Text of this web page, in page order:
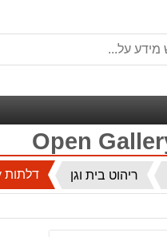
ריהוט בית וגן דלתות Open Gallery